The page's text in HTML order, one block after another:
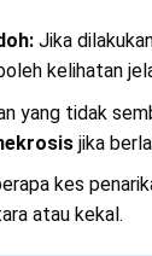
Jika
kelihatan
yang tidak
jika
kes
atau kekal.